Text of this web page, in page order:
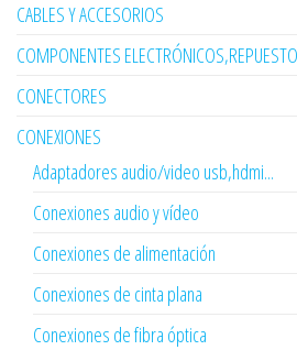
CABLES Y ACCESORIOS
COMPONENTES
CONECTORES
CONEXIONES
Adaptadores audio/video usb,hdmi...
Conexiones audio y vídeo
Conexiones de alimentación
Conexiones de cinta plana
Conexiones de fibra óptica